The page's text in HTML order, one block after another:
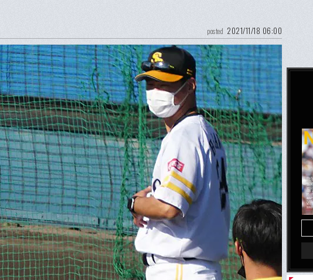
posted 2021/11/18 06:00